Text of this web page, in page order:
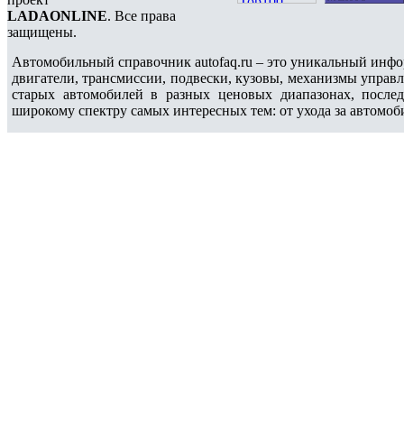
LADAONLINE. Все права
защищены.
Автомобильный справочник autofaq.ru – это уникальный
двигатели, трансмиссии, подвески, кузовы, механизмы
старых автомобилей в разных ценовых диапазонах,
широкому спектру самых интересных тем: от ухода за